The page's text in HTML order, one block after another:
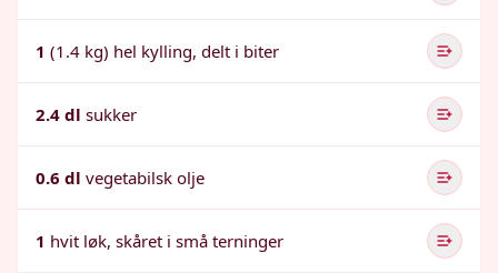
1 (1.4 kg) hel kylling, delt i biter
2.4 dl sukker
0.6 dl vegetabilsk olje
1 hvit løk, skåret i små terninger